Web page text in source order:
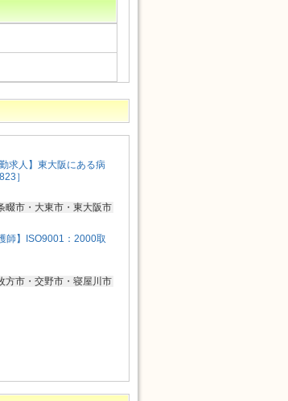
求人】東大阪にある病
］
畷市・大東市・東大阪市
師】ISO9001：2000取
方市・交野市・寝屋川市